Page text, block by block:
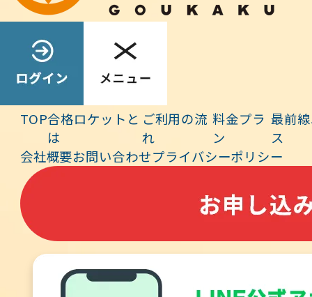
TOP合格ロケットと
は
ご利用の流
れ
料金プラ
ン
最前
ス
会社概要お問い合わせプライバシーポリシー